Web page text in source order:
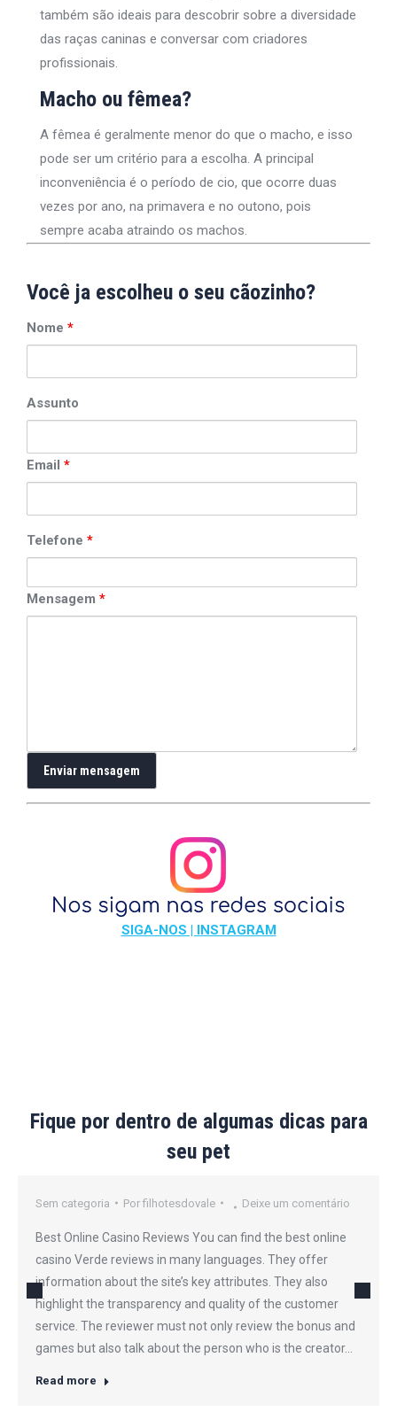
também são ideais para descobrir sobre a diversidade
das raças caninas e conversar com criadores
profissionais.
Macho ou fêmea?
A fêmea é geralmente menor do que o macho, e isso
pode ser um critério para a escolha. A principal
inconveniência é o período de cio, que ocorre duas
vezes por ano, na primavera e no outono, pois
sempre acaba atraindo os machos.
Você ja escolheu o seu cãozinho?
Nome *
Assunto
Email *
Telefone *
Mensagem *
SIGA-NOS | INSTAGRAM
Fique por dentro de algumas dicas para
seu pet
Sem categoria Por filhotesdovale Deixe um comentário
Best Online Casino Reviews You can find the best online
casino Verde reviews in many languages. They offer
information about the site’s key attributes. They also
highlight the transparency and quality of the customer
service. The reviewer must not only review the bonus and
games but also talk about the person who is the creator…
Read more